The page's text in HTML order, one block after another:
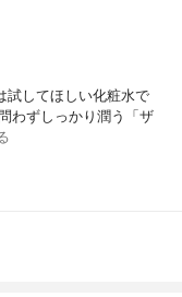
試してほしい化粧水で
わずしっかり潤う「ザ